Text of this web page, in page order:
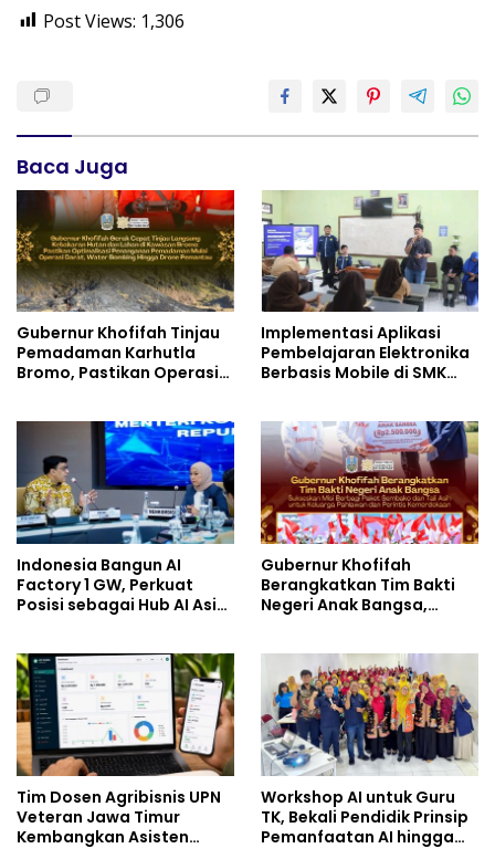
Post Views: 1,306
Baca Juga
Gubernur Khofifah Tinjau
Pemadaman Karhutla
Bromo, Pastikan Operasi
Implementasi Aplikasi
Pembelajaran Elektronika
Berbasis Mobile di SMK
dan Inovasi Pembelajaran
Indonesia Bangun AI
Factory 1 GW, Perkuat
Posisi sebagai Hub AI Asia
Gubernur Khofifah
Berangkatkan Tim Bakti
Negeri Anak Bangsa,
dan Perintis Kemerdekaan
Tim Dosen Agribisnis UPN
Veteran Jawa Timur
Kembangkan Asisten
Workshop AI untuk Guru
TK, Bekali Pendidik Prinsip
Pemanfaatan AI hingga